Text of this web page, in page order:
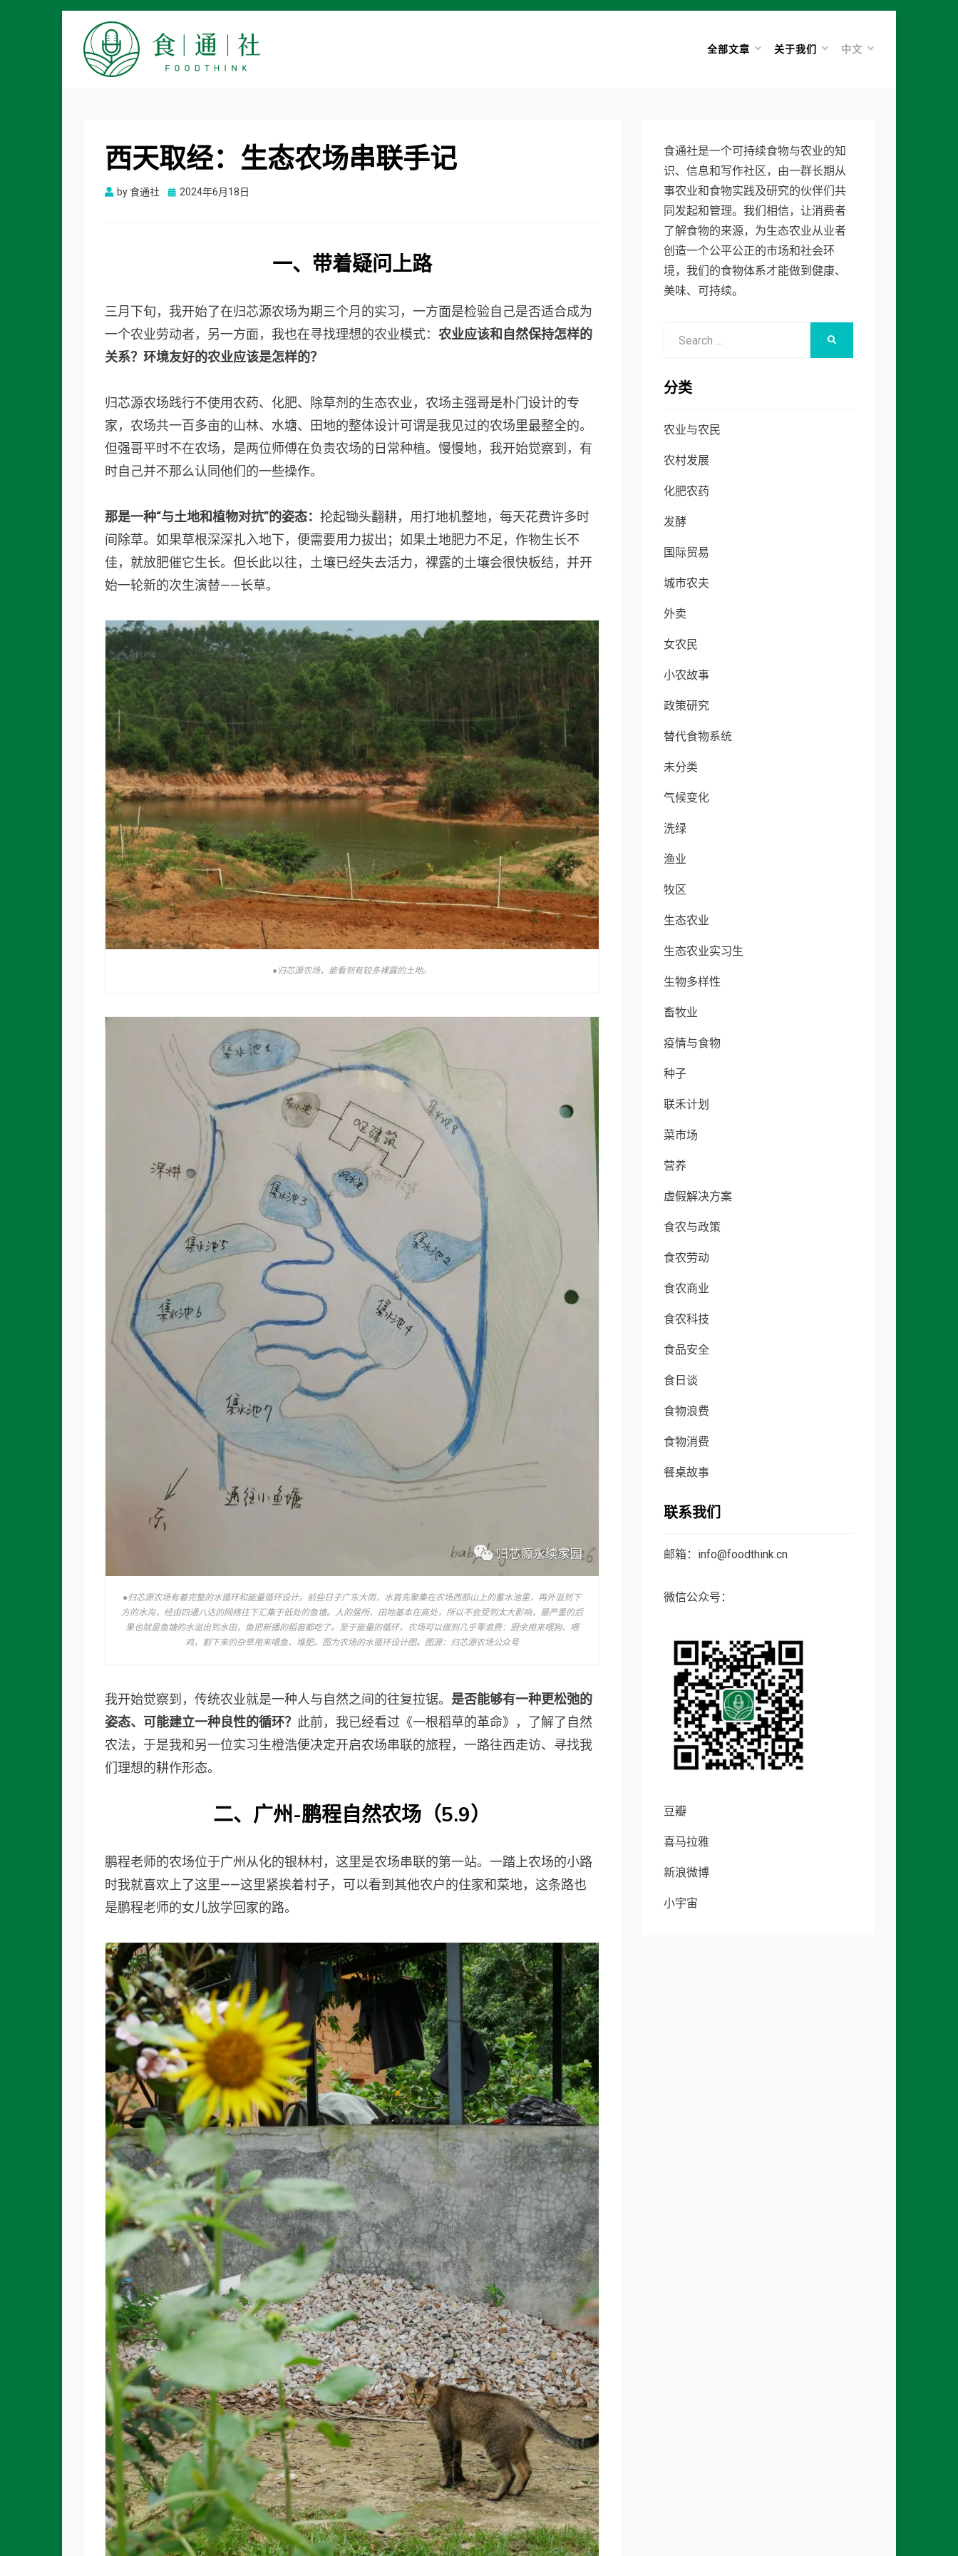
全部文章 关于我们 中文
西天取经：生态农场串联手记
by食通社
Posted
2024年6月18日
一、 带着疑问上路
三月下旬，我开始了在归芯源农场为期三个月的实习，一方面是检验自己是否适合成为
一个农业劳动者，另一方面，我也在寻找理想的农业模式： 农业应该和自然保持怎样的
关系？环境友好的农业应该是怎样的？
归芯源农场践行不使用农药、化肥、除草剂的生态农业，农场主强哥是朴门设计的专
家，农场共一百多亩的山林、水塘、田地的整体设计可谓是我见过的农场里最整全的。
但强哥平时不在农场，是两位师傅在负责农场的日常种植。慢慢地，我开始觉察到，有
时自己并不那么认同他们的一些操作。
那是一种“与土地和植物对抗”的姿态： 抡起锄头翻耕，用打地机整地，每天花费许多时
间除草。如果草根深深扎入地下，便需要用力拔出；如果土地肥力不足，作物生长不
佳，就放肥催它生长。但长此以往，土壤已经失去活力，裸露的土壤会很快板结，并开
始一轮新的次生演替——长草。
●归芯源农场，能看到有较多裸露的土地。
●归芯源农场有着完整的水循环和能量循环设计。前些日子广东大雨，水首先聚集在农场西部山上的蓄水池里，再外溢到下
方的水沟，经由四通八达的网络往下汇集于低处的鱼塘。人的居所、田地基本在高处，所以不会受到太大影响，最严重的后
果也就是鱼塘的水溢出到水田，鱼把新播的稻苗都吃了。至于能量的循环，农场可以做到几乎零浪费：厨余用来喂狗、喂
鸡，割下来的杂草用来喂鱼、堆肥。图为农场的水循环设计图。图源：归芯源农场公众号
我开始觉察到，传统农业就是一种人与自然之间的往复拉锯。 是否能够有一种更松弛的
姿态、可能建立一种良性的循环？ 此前，我已经看过《一根稻草的革命》，了解了自然
农法，于是我和另一位实习生橙浩便决定开启农场串联的旅程，一路往西走访、寻找我
们理想的耕作形态。
二、 广州-鹏程自然农场（5.9）
鹏程老师的农场位于广州从化的银林村，这里是农场串联的第一站。一踏上农场的小路
时我就喜欢上了这里——这里紧挨着村子，可以看到其他农户的住家和菜地，这条路也
是鹏程老师的女儿放学回家的路。
食通社是一个可持续食物与农业的知
识、信息和写作社区，由一群长期从
事农业和食物实践及研究的伙伴们共
同发起和管理。我们相信，让消费者
了解食物的来源，为生态农业从业者
创造一个公平公正的市场和社会环
境，我们的食物体系才能做到健康、
美味、可持续。
分类
农业与农民
农村发展
化肥农药
发酵
国际贸易
城市农夫
外卖
女农民
小农故事
政策研究
替代食物系统
未分类
气候变化
洗绿
渔业
牧区
生态农业
生态农业实习生
生物多样性
畜牧业
疫情与食物
种子
联禾计划
菜市场
营养
虚假解决方案
食农与政策
食农劳动
食农商业
食农科技
食品安全
食日谈
食物浪费
食物消费
餐桌故事
联系我们
邮箱：info@foodthink.cn
微信公众号：
豆瓣
喜马拉雅
新浪微博
小宇宙